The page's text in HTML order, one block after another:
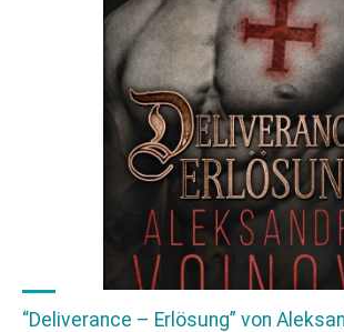
“Deliverance – Erlösung” von